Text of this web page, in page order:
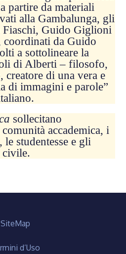
partire da materiali
alla Gambalunga, gli
Guido Giglioni
da Guido
a sottolineare la
di Alberti – filosofo,
creatore di una vera e
di immagini e parole”
sollecitano
accademica, i
studentesse e gli
civile.
SiteMap
d’Uso